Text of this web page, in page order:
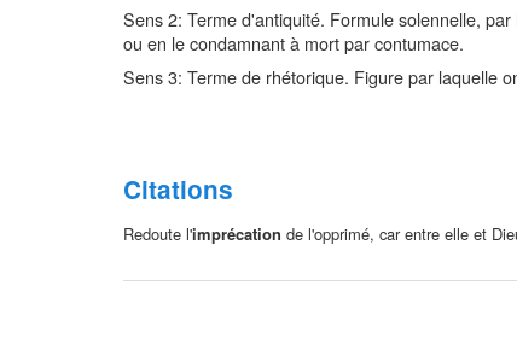
Sens 2: Terme d'antiquité. Formule solennelle,
ou en le condamnant à mort par contumace.
Sens 3: Terme de rhétorique. Figure par laquelle
Citations
Redoute l'imprécation de l'opprimé, car entre elle et